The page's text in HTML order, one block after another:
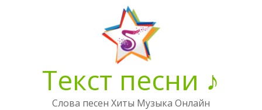
Текст песни ♪
Слова песен Хиты Музыка Онлайн